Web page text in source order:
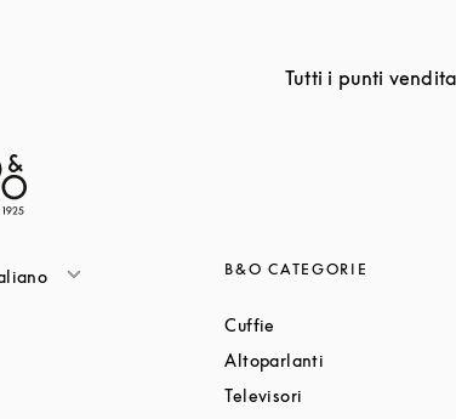
Tutti i punti vendita
B&O CATEGORIE
Cuffie
Altoparlanti Link Opens in
Televisori Link Opens in New